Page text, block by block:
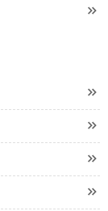




